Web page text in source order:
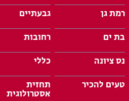
רמת גן
גבעתיים
בת ים
רחובות
נס ציונה
כללי
טעים להכיר
תחזית
אסטרולוגית